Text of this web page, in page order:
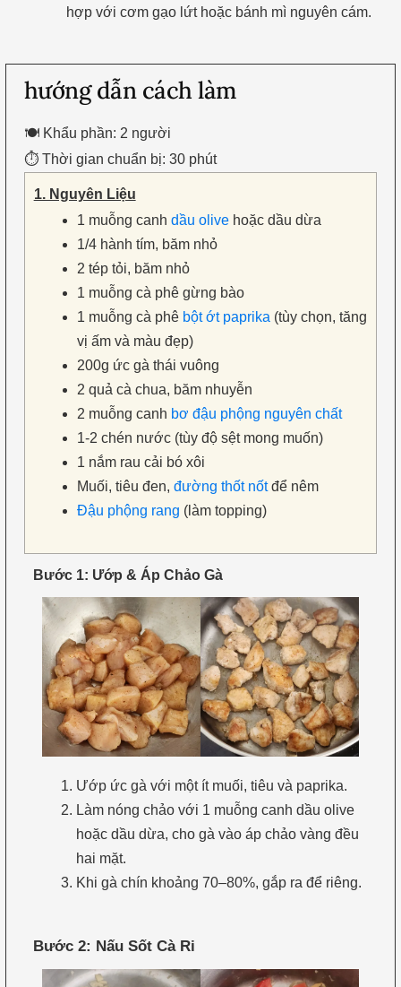
hợp với cơm gạo lứt hoặc bánh mì nguyên cám.
hướng dẫn cách làm
🍽 Khẩu phần: 2 người
⏱ Thời gian chuẩn bị: 30 phút
1. Nguyên Liệu
1 muỗng canh dầu olivehoặc dầu dừa
1/4 hành tím, băm nhỏ
2 tép tỏi, băm nhỏ
1 muỗng cà phê gừng bào
1 muỗng cà phê bột ớt paprika (tùy chọn, tăng
vị ấm và màu đẹp)
200g ức gà thái vuông
2 quả cà chua, băm nhuyễn
2 muỗng canh bơ đậu phộng nguyên chất
1-2 chén nước (tùy độ sệt mong muốn)
1 nắm rau cải bó xôi
Muối, tiêu đen, đường thốt nốtđể nêm
Đậu phộng rang (làm topping)
Bước 1: Ướp & Áp Chảo Gà
Ướp ức gà với một ít muối, tiêu và paprika.
Làm nóng chảo với 1 muỗng canh dầu olive
hoặc dầu dừa, cho gà vào áp chảo vàng đều
hai mặt.
Khi gà chín khoảng 70–80%, gắp ra để riêng.
Bước 2: Nấu Sốt Cà Ri